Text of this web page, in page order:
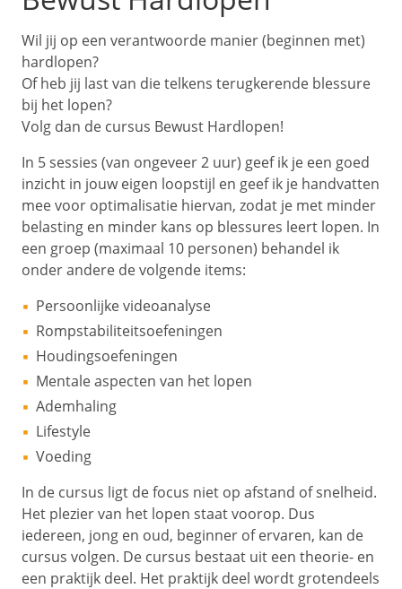
Wil jij op een verantwoorde manier (beginnen met)
hardlopen?
Of heb jij last van die telkens terugkerende blessure
bij het lopen?
Volg dan de cursus Bewust Hardlopen!
In 5 sessies (van ongeveer 2 uur) geef ik je een goed
inzicht in jouw eigen loopstijl en geef ik je handvatten
mee voor optimalisatie hiervan, zodat je met minder
belasting en minder kans op blessures leert lopen. In
een groep (maximaal 10 personen) behandel ik
onder andere de volgende items:
Persoonlijke videoanalyse
Rompstabiliteitsoefeningen
Houdingsoefeningen
Mentale aspecten van het lopen
Ademhaling
Lifestyle
Voeding
In de cursus ligt de focus niet op afstand of snelheid.
Het plezier van het lopen staat voorop. Dus
iedereen, jong en oud, beginner of ervaren, kan de
cursus volgen. De cursus bestaat uit een theorie- en
een praktijk deel. Het praktijk deel wordt grotendeels